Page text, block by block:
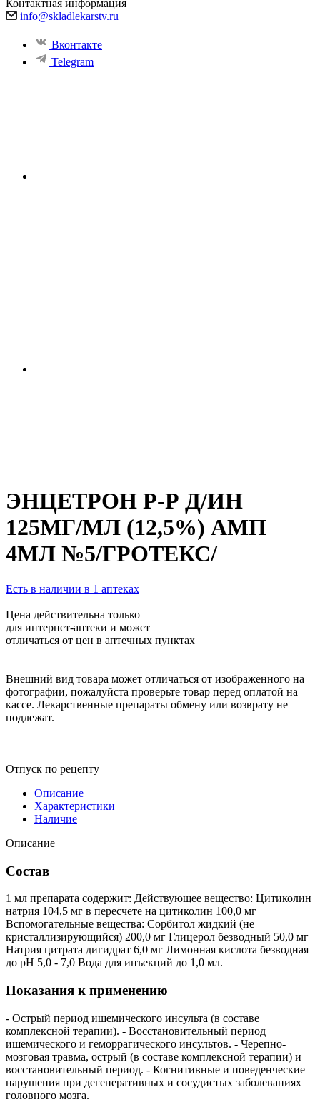
Контактная информация
info@skladlekarstv.ru
Вконтакте
Telegram
ЭНЦЕТРОН Р-Р Д/ИН
125МГ/МЛ (12,5%) АМП
4МЛ №5/ГРОТЕКС/
Есть в наличии в 1 аптеках
Цена действительна только
для интернет-аптеки и может
отличаться от цен в аптечных пунктах
Внешний вид товара может отличаться от изображенного на
фотографии, пожалуйста проверьте товар перед оплатой на
кассе. Лекарственные препараты обмену или возврату не
подлежат.
Отпуск по рецепту
Описание
Характеристики
Наличие
Описание
Состав
1 мл препарата содержит: Действующее вещество: Цитиколин
натрия 104,5 мг в пересчете на цитиколин 100,0 мг
Вспомогательные вещества: Сорбитол жидкий (не
кристаллизирующийся) 200,0 мг Глицерол безводный 50,0 мг
Натрия цитрата дигидрат 6,0 мг Лимонная кислота безводная
до pH 5,0 - 7,0 Вода для инъекций до 1,0 мл.
Показания к применению
- Острый период ишемического инсульта (в составе
комплексной терапии). - Восстановительный период
ишемического и геморрагического инсультов. - Черепно-
мозговая травма, острый (в составе комплексной терапии) и
восстановительный период. - Когнитивные и поведенческие
нарушения при дегенеративных и сосудистых заболеваниях
головного мозга.